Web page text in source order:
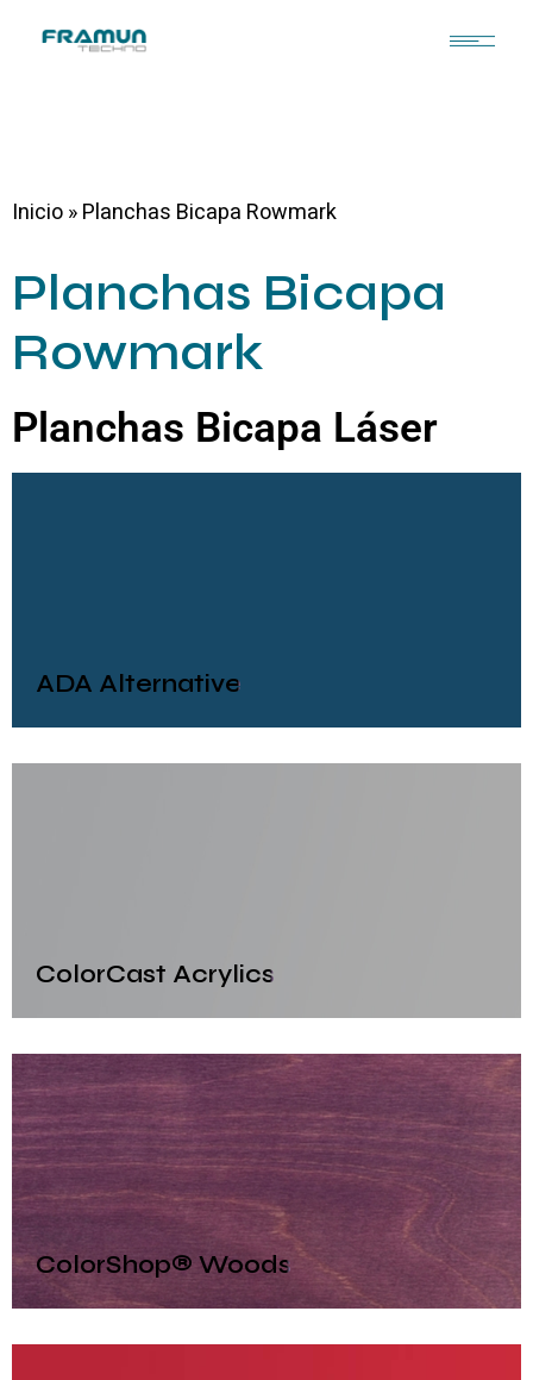
Inicio»Planchas Bicapa Rowmark
Planchas Bicapa
Rowmark
Planchas Bicapa Láser
ADA Alternative
ColorCast Acrylics
ColorShop® Woods